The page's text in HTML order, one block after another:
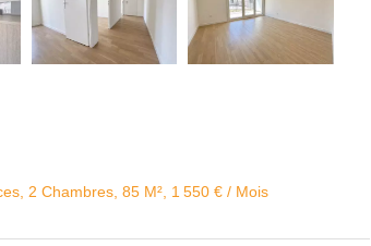
2 Chambres, 85 M², 1 550 € / Mois